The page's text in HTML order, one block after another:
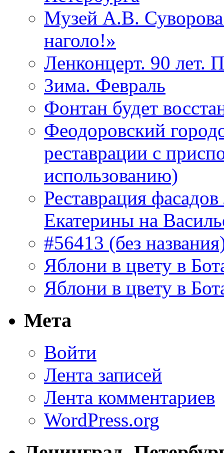
Музей А.В.
наголо!»
Ленконцерт. 90 лет.
Зима. Февраль
Фонтан будет
Феодоровский
реставрации с
использованию)
Реставрация
Екатерины на
#56413 (без
Яблони в цвету в
Яблони в цвету в
Мета
Войти
Лента записей
Лента комментариев
WordPress.org